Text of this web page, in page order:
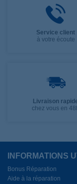
Service client
à votre écoute
Livraison
chez vous en
INFORMATIONS
Bonus Réparation
Aide à la réparation